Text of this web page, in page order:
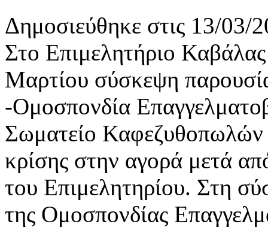
Δημοσιεύθηκε στις 13/03/
Στο Επιμελητήριο
Μαρτίου σύσκεψη
-Ομοσπονδία
Σωματείο Καφεζυθοπωλών
κρίσης στην αγορά μετά
του Επιμελητηρίου. Στη
της Ομοσπονδίας